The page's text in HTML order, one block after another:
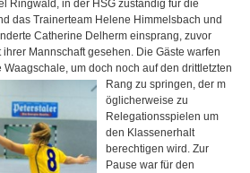
Ringwald, in der HSG zuständig für die
das Trainerteam Helene Himmelsbach und
Catherine Delherm einsprang, zuvor
Mannschaft gesehen. Die Gäste warfen
um doch noch auf den drittletzten
Rang zu springen, der m
öglicherweise zu
Relegationsspielen um
den Klassenerhalt
berechtigen wird. Zur
Pause war für den